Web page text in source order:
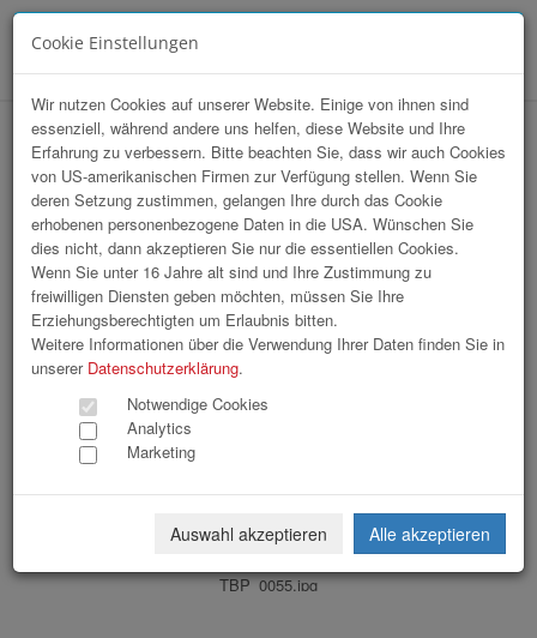
HAK-Event 2026
TBP_0055.jpg
Cookie Einstellungen
Wir nutzen Cookies auf unserer Website. Einige von ihnen sind
essenziell, während andere uns helfen, diese Website und Ihre
Erfahrung zu verbessern. Bitte beachten Sie, dass wir auch Cookies
von US-amerikanischen Firmen zur Verfügung stellen. Wenn Sie
deren Setzung zustimmen, gelangen Ihre durch das Cookie
erhobenen personenbezogene Daten in die USA. Wünschen Sie
dies nicht, dann akzeptieren Sie nur die essentiellen Cookies.
Wenn Sie unter 16 Jahre alt sind und Ihre Zustimmung zu
freiwilligen Diensten geben möchten, müssen Sie Ihre
Erziehungsberechtigten um Erlaubnis bitten.
Weitere Informationen über die Verwendung Ihrer Daten finden Sie in
unserer Datenschutzerklärung.
Notwendige Cookies
Analytics
Marketing
Auswahl akzeptieren Alle akzeptieren